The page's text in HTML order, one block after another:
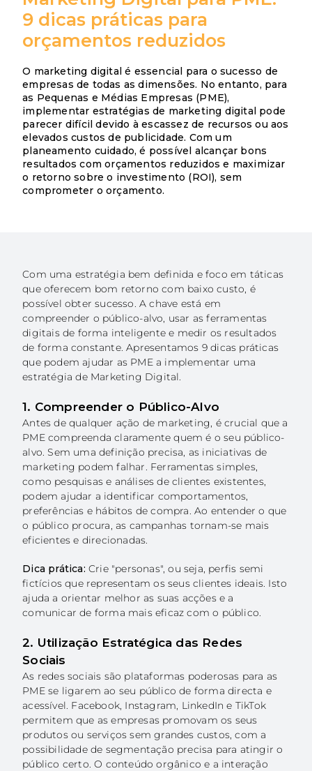
Açores
Algarve
Turismo de Portugal
PEPAC Agricultura
Portugal 2030
SERVIÇOS
NOTÍCIAS
CONTACTOS
EN
9 dicas práticas para
orçamentos reduzidos
O marketing digital é essencial para o sucesso de
empresas de todas as dimensões. No entanto, para
as Pequenas e Médias Empresas (PME),
implementar estratégias de marketing digital pode
parecer difícil devido à escassez de recursos ou aos
elevados custos de publicidade. Com um
planeamento cuidado, é possível alcançar bons
resultados com orçamentos reduzidos e maximizar
o retorno sobre o investimento (ROI), sem
comprometer o orçamento.
Com uma estratégia bem definida e foco em táticas
que oferecem bom retorno com baixo custo, é
possível obter sucesso. A chave está em
compreender o público-alvo, usar as ferramentas
digitais de forma inteligente e medir os resultados
de forma constante. Apresentamos 9 dicas práticas
que podem ajudar as PME a implementar uma
estratégia de Marketing Digital.
1. Compreender o Público-Alvo
Antes de qualquer ação de marketing, é crucial que a
PME compreenda claramente quem é o seu público-
alvo. Sem uma definição precisa, as iniciativas de
marketing podem falhar. Ferramentas simples,
como pesquisas e análises de clientes existentes,
podem ajudar a identificar comportamentos,
preferências e hábitos de compra. Ao entender o que
o público procura, as campanhas tornam-se mais
eficientes e direcionadas.
Dica prática:Crie "personas", ou seja, perfis semi
fictícios que representam os seus clientes ideais. Isto
ajuda a orientar melhor as suas acções e a
comunicar de forma mais eficaz com o público.
2. Utilização Estratégica das Redes
Sociais
As redes sociais são plataformas poderosas para as
PME se ligarem ao seu público de forma directa e
acessível. Facebook, Instagram, LinkedIn e TikTok
permitem que as empresas promovam os seus
produtos ou serviços sem grandes custos, com a
possibilidade de segmentação precisa para atingir o
público certo. O conteúdo orgânico e a interação